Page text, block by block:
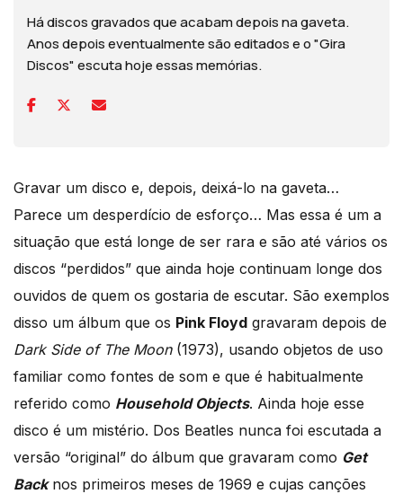
Há discos gravados que acabam depois na gaveta.
Anos depois eventualmente são editados e o "Gira
Discos" escuta hoje essas memórias.
Gravar um disco e, depois, deixá-lo na gaveta…
Parece um desperdício de esforço… Mas essa é um a
situação que está longe de ser rara e são até vários os
discos “perdidos” que ainda hoje continuam longe dos
ouvidos de quem os gostaria de escutar. São exemplos
disso um álbum que os Pink Floyd gravaram depois de
Dark Side of The Moon(1973), usando objetos de uso
familiar como fontes de som e que é habitualmente
referido como Household Objects. Ainda hoje esse
disco é um mistério. Dos Beatles nunca foi escutada a
versão “original” do álbum que gravaram como Get
Backnos primeiros meses de 1969 e cujas canções